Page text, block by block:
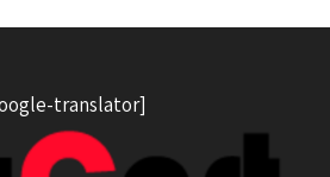
[google-translator]